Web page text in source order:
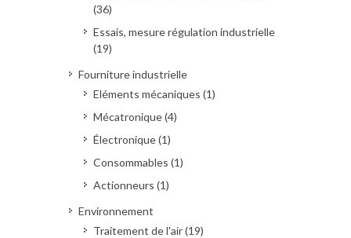
(36)
Essais, mesure régulation industrielle
(19)
Fourniture industrielle
Eléments mécaniques (1)
Mécatronique (4)
Électronique (1)
Consommables (1)
Actionneurs (1)
Environnement
Traitement de l'air (19)